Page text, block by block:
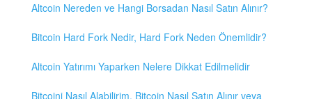
Altcoin Nereden ve Hangi Borsadan Nasıl Satın Alınır?
Bitcoin Hard Fork Nedir, Hard Fork Neden Önemlidir?
Altcoin Yatırımı Yaparken Nelere Dikkat Edilmelidir
Bitcoini Nasıl Alabilirim, Bitcoin Nasıl Satın Alınır veya